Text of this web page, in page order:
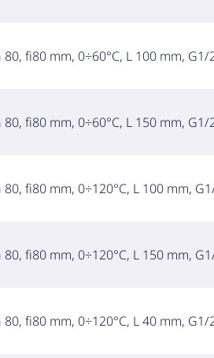
fi80 mm, 0÷60°C, L 100 mm, G1/
fi80 mm, 0÷60°C, L 150 mm, G1/
fi80 mm, 0÷120°C, L 100 mm,
fi80 mm, 0÷120°C, L 150 mm,
fi80 mm, 0÷120°C, L 40 mm, G1/